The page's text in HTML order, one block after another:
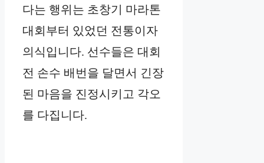
다는 행위는 초창기 마라톤
대회부터 있었던 전통이자
의식입니다. 선수들은 대회
전 손수 배번을 달면서 긴장
된 마음을 진정시키고 각오
를 다집니다.